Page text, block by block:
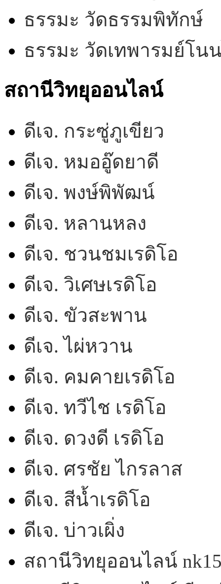
ธรรมะ วัดธรรมพิทักษ์
ธรรมะ วัดเทพารมย์โน
สถานีวิทยุออนไลน์
ดีเจ. กระซู่ภูเขียว
ดีเจ. หมออู๊ดยาดี
ดีเจ. พงษ์พิพัฒน์
ดีเจ. หลานหลง
ดีเจ. ชวนชมเรดิโอ
ดีเจ. วิเศษเรดิโอ
ดีเจ. ขัวสะพาน
ดีเจ. ไผ่หวาน
ดีเจ. คมคายเรดิโอ
ดีเจ. ทวีไช เรดิโอ
ดีเจ. ดวงดี เรดิโอ
ดีเจ. ศรชัย ไกรลาส
ดีเจ. สีน้ำเรดิโอ
ดีเจ. บ่าวเผิ่ง
สถานีวิทยุออนไลน์